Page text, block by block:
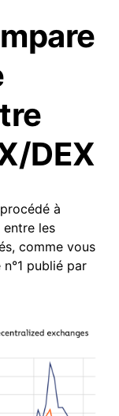
DEX
à
entre les
comme vous
publié par